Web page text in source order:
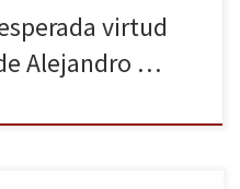
virtud
Alejandro …